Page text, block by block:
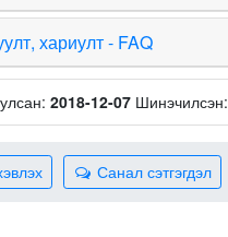
хариулт - FAQ
2018-12-07 Шинэчилсэн:
Санал сэтгэгдэл